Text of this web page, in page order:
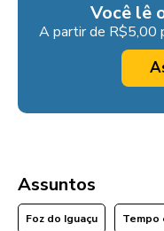
Você lê
A partir de R$5,00
Assuntos
Foz do Iguaçu Tempo